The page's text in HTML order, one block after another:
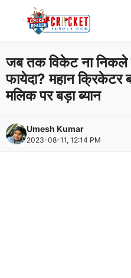
जब तक विकेट ना निकले
फायेदा? महान क्रिकेटर
मलिक पर बड़ा ब्यान
Umesh Kumar
2023-08-11, 12:14 PM